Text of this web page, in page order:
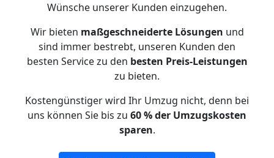
Wünsche unserer Kunden einzugehen.
Wir bieten maßgeschneiderte Lösungen und
sind immer bestrebt, unseren Kunden den
besten Service zu den besten Preis-Leistungen
zu bieten.
Kostengünstiger wird Ihr Umzug nicht, denn bei
uns können Sie bis zu 60 % der Umzugskosten
sparen.